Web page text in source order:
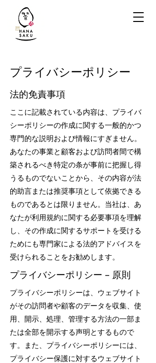
プライバシーポリシー
法的免責事項
ここに記載されている内容は、プライバ
シーポリシーの作成に関する一般的かつ
専門的な説明および情報にすぎません。
あなたの事業と顧客および訪問者間で構
築されるべき特定の条が事前に把握し得
うるものでないことから、その内容が法
的助言または推奨事項として依拠できる
ものであるとは限りません。当社は、あ
なたが利用規約に関する必要事項を理解
し、その作成に関するサポートを受ける
ためにも専門家による法的アドバイスを
受けられることをお勧めします。
プライバシーポリシー – 原則
プライバシーポリシーは、ウェブサイト
がその訪問者や顧客のデータを収集、使
用、開示、処理、管理する方法の一部ま
たは全部を開示する声明とするもので
す。また、プライバシーポリシーには、
プライバシー保護に対するウェブサイト